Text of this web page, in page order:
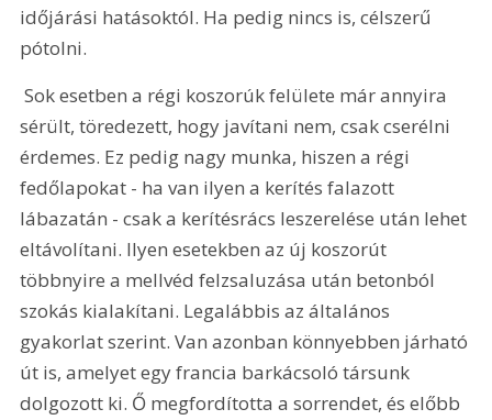
időjárási hatásoktól. Ha pedig nincs is, célszerű
pótolni.
Sok esetben a régi koszorúk felülete már annyira
sérült, töredezett, hogy javítani nem, csak cserélni
érdemes. Ez pedig nagy munka, hiszen a régi
fedőlapokat - ha van ilyen a kerítés falazott
lábazatán - csak a kerítésrács leszerelése után lehet
eltávolítani. Ilyen esetekben az új koszorút
többnyire a mellvéd felzsaluzása után betonból
szokás kialakítani. Legalábbis az általános
gyakorlat szerint. Van azonban könnyebben járható
út is, amelyet egy francia barkácsoló társunk
dolgozott ki. Ő megfordította a sorrendet, és előbb